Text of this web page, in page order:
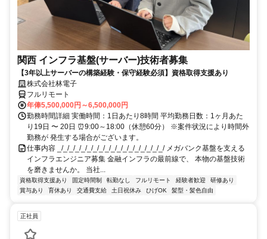
関西 インフラ基盤(サーバー)技術者募集
【3年以上サーバーの構築経験・保守経験必須】資格取得支援あり
株式会社林電子
フルリモート
年俸5,500,000円～6,500,000円
勤務時間詳細 実働時間：1日あたり8時間 平均勤務日数：1ヶ月あた
り19日 〜 20日 ⏰9:00～18:00（休憩60分） ※案件状況により時間外
勤務が 発生する場合がございます。
仕事内容 _/_/_/_/_/_/_/_/_/_/_/_/_/_/_/_/_/_/ メガバンク基盤を支える
インフラエンジニア募集 金融インフラの最前線で、 本物の基盤技術
を磨きませんか。 当社...
資格取得支援あり 固定時間制 転勤なし フルリモート 経験者歓迎
研修あり
賞与あり
育休あり 交通費支給 土日祝休み ひげOK 髪型・髪色自由
正社員